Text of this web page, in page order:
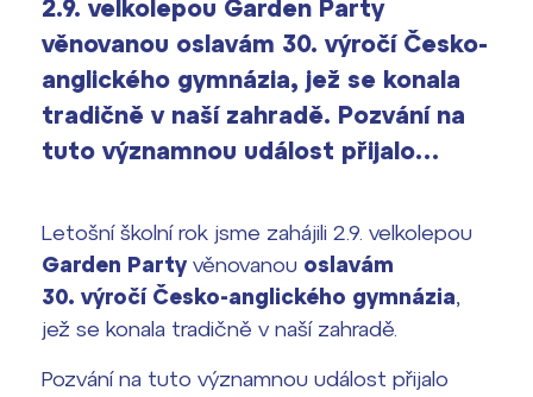
2026/2027
Maturitní zkoušky
Europass
Zahraniční stipendia
ČAG studentský
Maturitní témata
Bakaláři
2.9. velkolepou Garden Party
věnovanou oslavám 30. výročí Česko-
anglického gymnázia, jež se konala
tradičně v naší zahradě. Pozvání na
tuto významnou událost přijalo…
Letošní školní rok jsme zahájili 2.9. velkolepou
Garden Party věnovanou oslavám
30. výročí Česko-anglického gymnázia,
jež se konala tradičně v naší zahradě.
Pozvání na tuto významnou událost přijalo